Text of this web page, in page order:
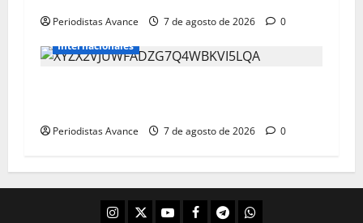
Periodistas Avance 7 de agosto de 2026
0
Internacionales
Periodistas Avance 7 de agosto de 2026 0